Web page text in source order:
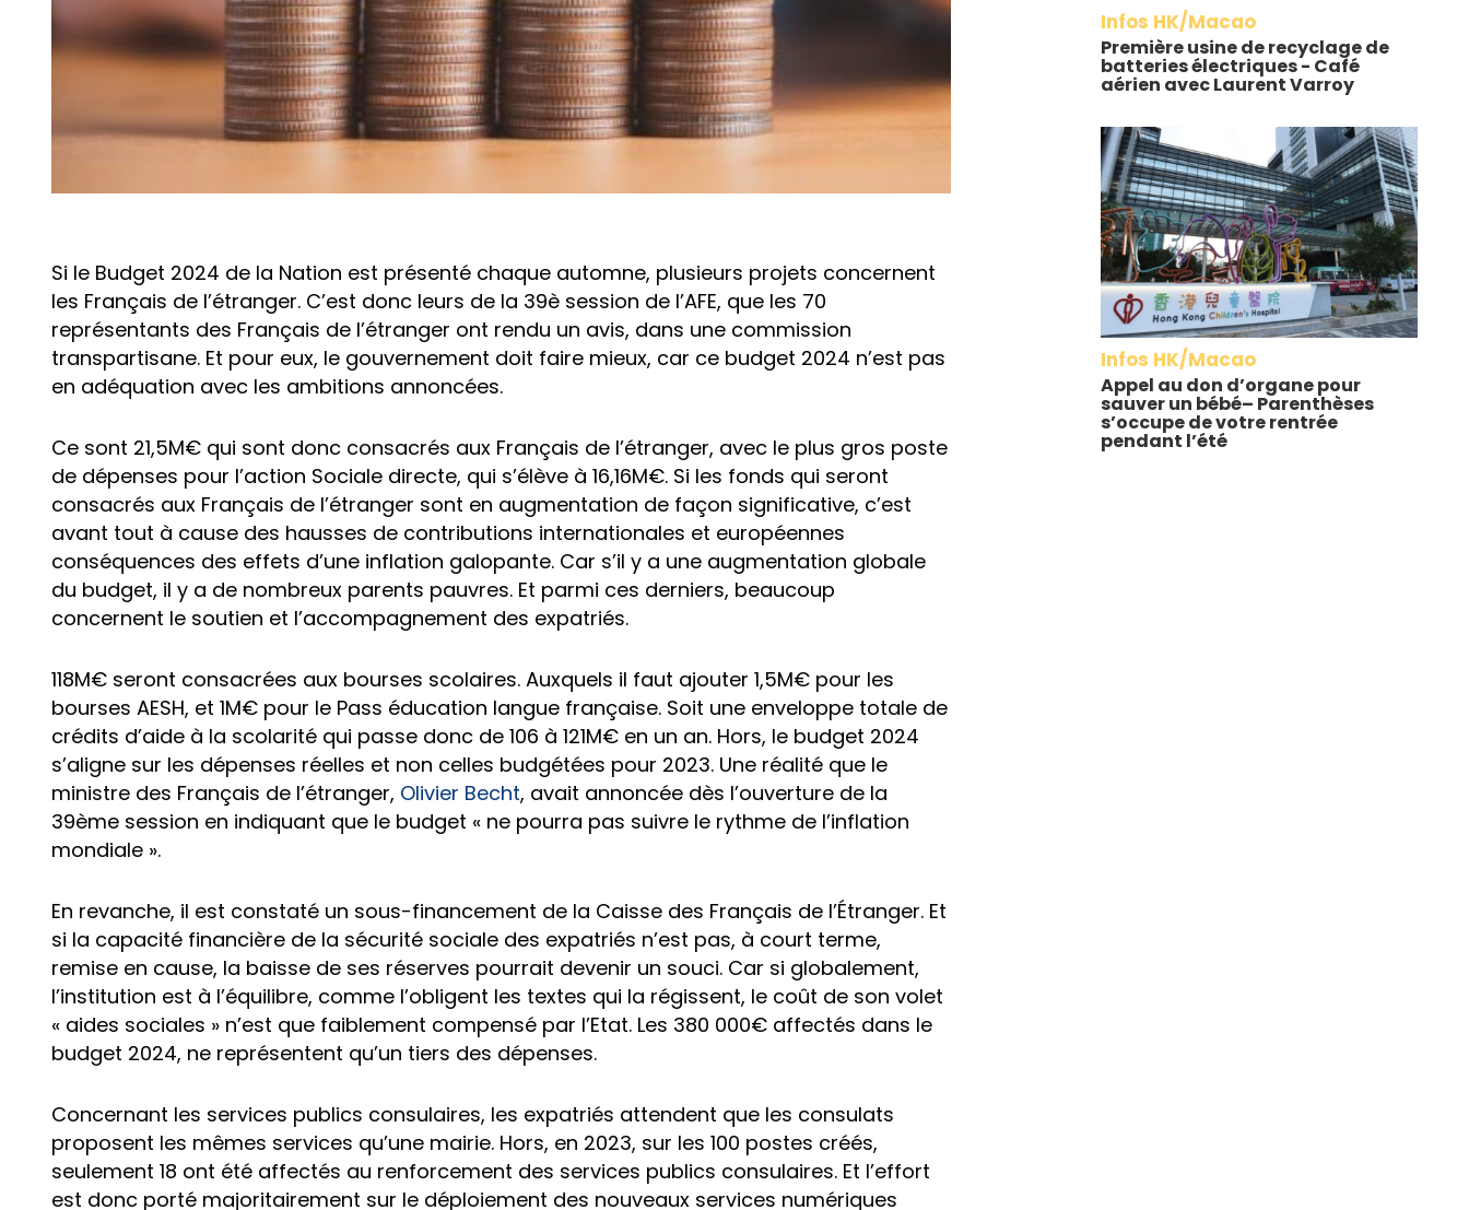
Si le Budget 2024 de la Nation est présenté chaque automne, plusieurs projets concernent
les Français de l’étranger. C’est donc leurs de la 39è session de l’AFE, que les 70
représentants des Français de l’étranger ont rendu un avis, dans une commission
transpartisane. Et pour eux, le gouvernement doit faire mieux, car ce budget 2024 n’est pas
en adéquation avec les ambitions annoncées.
Ce sont 21,5M€ qui sont donc consacrés aux Français de l’étranger, avec le plus gros poste
de dépenses pour l’action Sociale directe, qui s’élève à 16,16M€. Si les fonds qui seront
consacrés aux Français de l’étranger sont en augmentation de façon significative, c’est
avant tout à cause des hausses de contributions internationales et européennes
conséquences des effets d’une inflation galopante. Car s’il y a une augmentation globale
du budget, il y a de nombreux parents pauvres. Et parmi ces derniers, beaucoup
concernent le soutien et l’accompagnement des expatriés.
118M€ seront consacrées aux bourses scolaires. Auxquels il faut ajouter 1,5M€ pour les
bourses AESH, et 1M€ pour le Pass éducation langue française. Soit une enveloppe totale de
crédits d’aide à la scolarité qui passe donc de 106 à 121M€ en un an. Hors, le budget 2024
s’aligne sur les dépenses réelles et non celles budgétées pour 2023. Une réalité que le
ministre des Français de l’étranger, Olivier Becht, avait annoncée dès l’ouverture de la
39ème session en indiquant que le budget « ne pourra pas suivre le rythme de l’inflation
mondiale ».
En revanche, il est constaté un sous-financement de la Caisse des Français de l’Étranger. Et
si la capacité financière de la sécurité sociale des expatriés n’est pas, à court terme,
remise en cause, la baisse de ses réserves pourrait devenir un souci. Car si globalement,
l’institution est à l’équilibre, comme l’obligent les textes qui la régissent, le coût de son volet
« aides sociales » n’est que faiblement compensé par l’Etat. Les 380 000€ affectés dans le
budget 2024, ne représentent qu’un tiers des dépenses.
Concernant les services publics consulaires, les expatriés attendent que les consulats
proposent les mêmes services qu’une mairie. Hors, en 2023, sur les 100 postes créés,
seulement 18 ont été affectés au renforcement des services publics consulaires. Et l’effort
est donc porté majoritairement sur le déploiement des nouveaux services numériques
Infos HK/Macao
Première usine de recyclage de
batteries électriques - Café
aérien avec Laurent Varroy
Infos HK/Macao
Appel au don d’organe pour
sauver un bébé– Parenthèses
s’occupe de votre rentrée
pendant l’été